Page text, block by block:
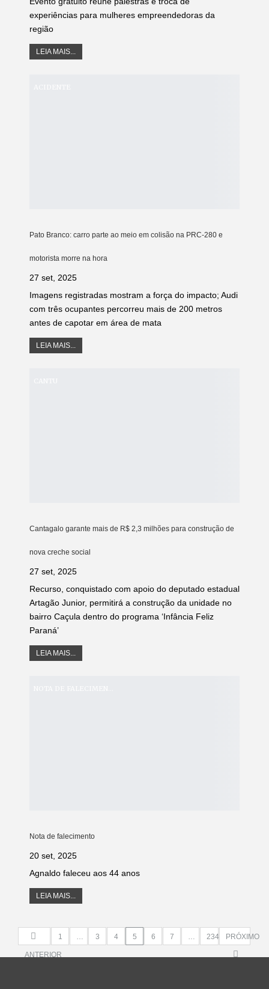
experiências para mulheres empreendedoras da
região
LEIA MAIS...
Pato Branco: carro parte ao meio em colisão na PRC-280 e
motorista morre na hora
27 set, 2025
Imagens registradas mostram a força do impacto; Audi
com três ocupantes percorreu mais de 200 metros
antes de capotar em área de mata
LEIA MAIS...
Cantagalo garante mais de R$ 2,3 milhões para construção de
nova creche social
27 set, 2025
Recurso, conquistado com apoio do deputado estadual
Artagão Junior, permitirá a construção da unidade no
bairro Caçula dentro do programa ‘Infância Feliz
Paraná’
LEIA MAIS...
Nota de falecimento
20 set, 2025
Agnaldo faleceu aos 44 anos
LEIA MAIS...
ANTERIOR
1 … 3 4 5 6 7 … 234 PRÓXIMO